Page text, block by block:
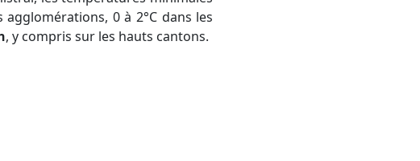
0 à 2°C dans les
, y compris sur les hauts cantons.